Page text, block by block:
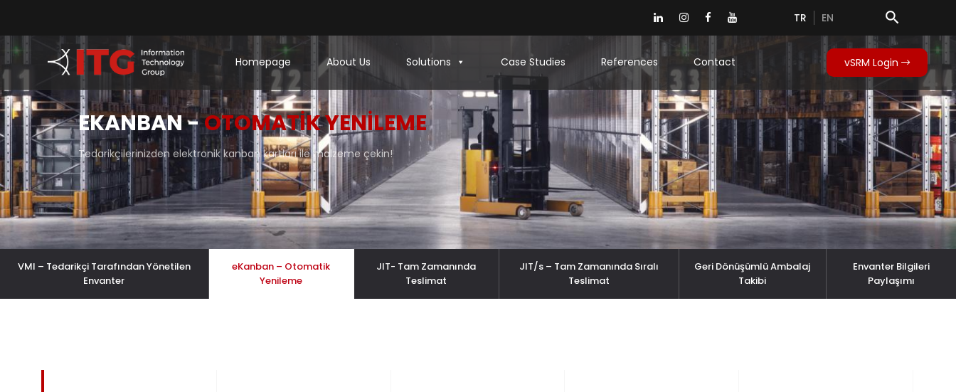
TR EN search
Homepage About Us Solutions Case Studies References Contact vSRM Login
EKANBAN -OTOMATIK YENILEME
Tedarikçilerinizden elektronik kanban kartları ile malzeme çekin!
VMI – Tedarikçi Tarafından Yönetilen
Envanter
eKanban – Otomatik
Yenileme
JIT- Tam Zamanında
Teslimat
JIT/s – Tam Zamanında Sıralı
Teslimat
Geri Dönüşümlü Ambalaj
Takibi
Envanter Bilgileri
Paylaşımı